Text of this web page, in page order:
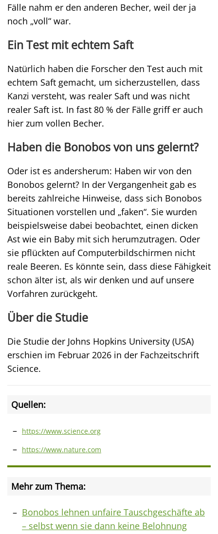
Fälle nahm er den anderen Becher, weil der ja
noch „voll“ war.
Ein Test mit echtem Saft
Natürlich haben die Forscher den Test auch mit
echtem Saft gemacht, um sicherzustellen, dass
Kanzi versteht, was realer Saft und was nicht
realer Saft ist. In fast 80 % der Fälle griff er auch
hier zum vollen Becher.
Haben die Bonobos von uns gelernt?
Oder ist es andersherum: Haben wir von den
Bonobos gelernt? In der Vergangenheit gab es
bereits zahlreiche Hinweise, dass sich Bonobos
Situationen vorstellen und „faken“. Sie wurden
beispielsweise dabei beobachtet, einen dicken
Ast wie ein Baby mit sich herumzutragen. Oder
sie pflückten auf Computerbildschirmen nicht
reale Beeren. Es könnte sein, dass diese Fähigkeit
schon älter ist, als wir denken und auf unsere
Vorfahren zurückgeht.
Über die Studie
Die Studie der Johns Hopkins University (USA)
erschien im Februar 2026 in der Fachzeitschrift
Science.
Quellen:
https://www.science.org
https://www.nature.com
Mehr zum Thema:
Bonobos lehnen unfaire Tauschgeschäfte ab
– selbst wenn sie dann keine Belohnung